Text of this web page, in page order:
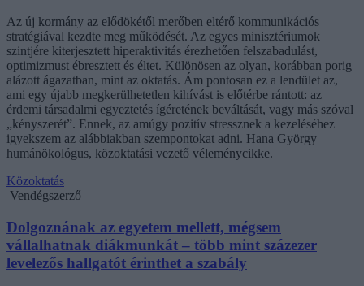
Az új kormány az elődökétől merőben eltérő kommunikációs
stratégiával kezdte meg működését. Az egyes minisztériumok
szintjére kiterjesztett hiperaktivitás érezhetően felszabadulást,
optimizmust ébresztett és éltet. Különösen az olyan, korábban porig
alázott ágazatban, mint az oktatás. Ám pontosan ez a lendület az,
ami egy újabb megkerülhetetlen kihívást is előtérbe rántott: az
érdemi társadalmi egyeztetés ígéretének beváltását, vagy más szóval
„kényszerét”. Ennek, az amúgy pozitív stressznek a kezeléséhez
igyekszem az alábbiakban szempontokat adni. Hana György
humánökológus, közoktatási vezető véleménycikke.
Közoktatás
Vendégszerző
Dolgoznának az egyetem mellett, mégsem
vállalhatnak diákmunkát – több mint százezer
levelezős hallgatót érinthet a szabály